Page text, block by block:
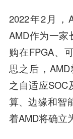
2022年2月，
AMD作为一家
购在FPGA、
思之后，
之自适应
算、边缘和智
着AMD将确立